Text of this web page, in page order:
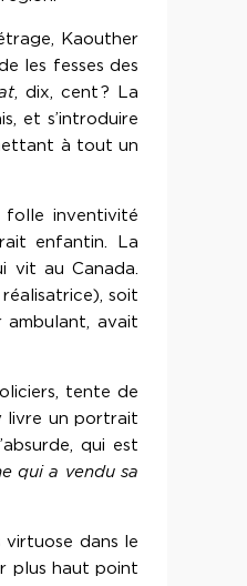
Kaouther
les fesses des
, dix, cent ? La
et s’introduire
à tout un
inventivité
enfantin. La
vit au Canada.
soit
ambulant, avait
tente de
livre un portrait
qui est
qui a vendu sa
dans le
plus haut point